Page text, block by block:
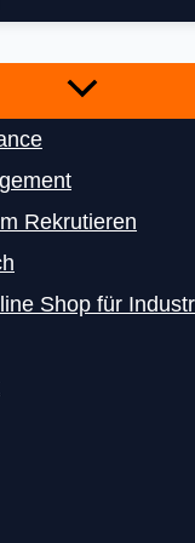
Rekrutieren
Shop für